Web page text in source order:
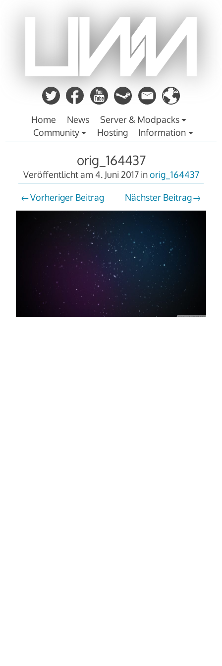
Home News
Server & Modpacks
Community
Hosting Information
orig_164437
Veröffentlicht am 4. Juni 2017inorig_164437
Vorheriger Beitrag Nächster Beitrag